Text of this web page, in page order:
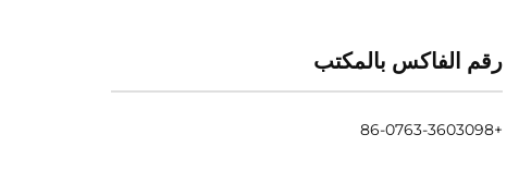
رقم الفاكس بالمكتب
+86-0763-3603098